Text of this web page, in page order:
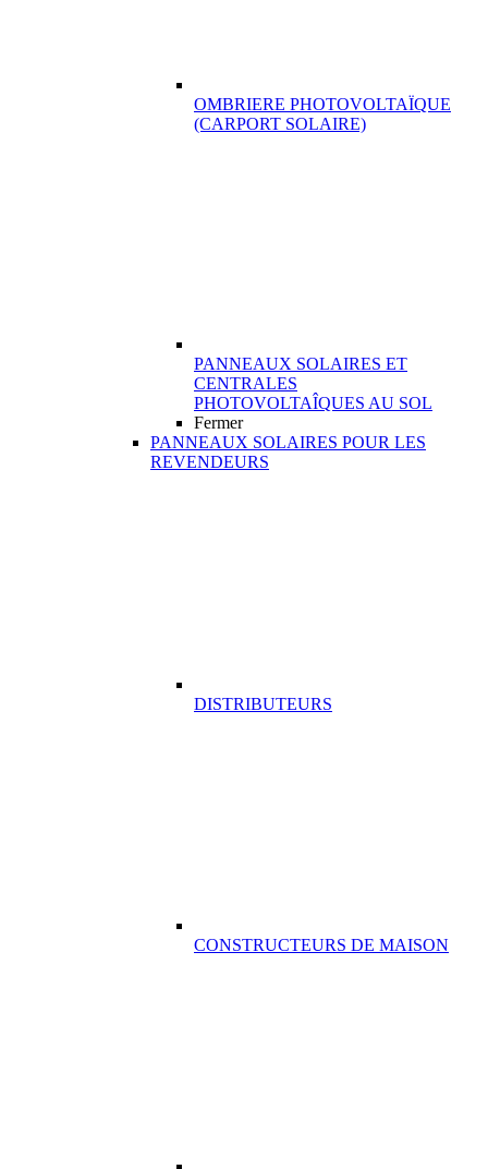
OMBRIERE PHOTOVOLTAÏQUE
(CARPORT SOLAIRE)
PANNEAUX SOLAIRES ET
CENTRALES
PHOTOVOLTAÎQUES AU SOL
Fermer
PANNEAUX SOLAIRES POUR LES
REVENDEURS
DISTRIBUTEURS
CONSTRUCTEURS DE MAISON